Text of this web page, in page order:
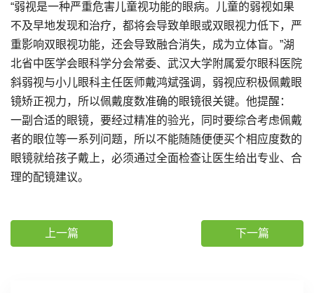
“弱视是一种严重危害儿童视功能的眼病。儿童的弱视如果
不及早地发现和治疗，都将会导致单眼或双眼视力低下，严
重影响双眼视功能，还会导致融合消失，成为立体盲。”湖
北省中医学会眼科学分会常委、武汉大学附属爱尔眼科医院
斜弱视与小儿眼科主任医师戴鸿斌强调，弱视应积极佩戴眼
镜矫正视力，所以佩戴度数准确的眼镜很关键。他提醒：
一副合适的眼镜，要经过精准的验光，同时要综合考虑佩戴
者的眼位等一系列问题，所以不能随随便便买个相应度数的
眼镜就给孩子戴上，必须通过全面检查让医生给出专业、合
理的配镜建议。
上一篇 下一篇